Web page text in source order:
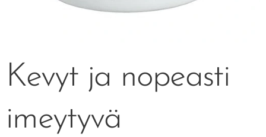
Kevyt ja nopeasti
imeytyvä